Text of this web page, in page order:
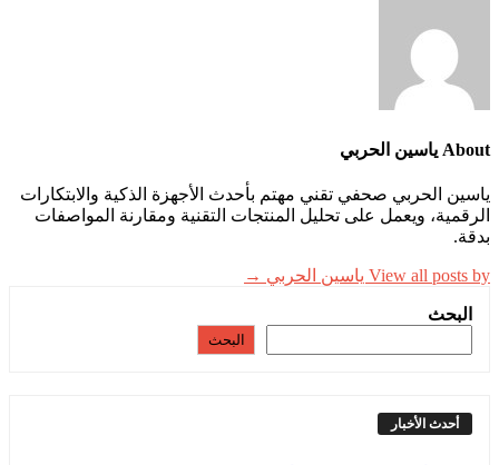
About ياسين الحربي
ياسين الحربي صحفي تقني مهتم بأحدث الأجهزة الذكية والابتكارات
الرقمية، ويعمل على تحليل المنتجات التقنية ومقارنة المواصفات
بدقة.
View all posts by ياسين الحربي →
البحث
البحث
أحدث الأخبار